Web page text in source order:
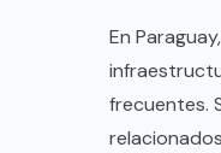
En
frecuentes.